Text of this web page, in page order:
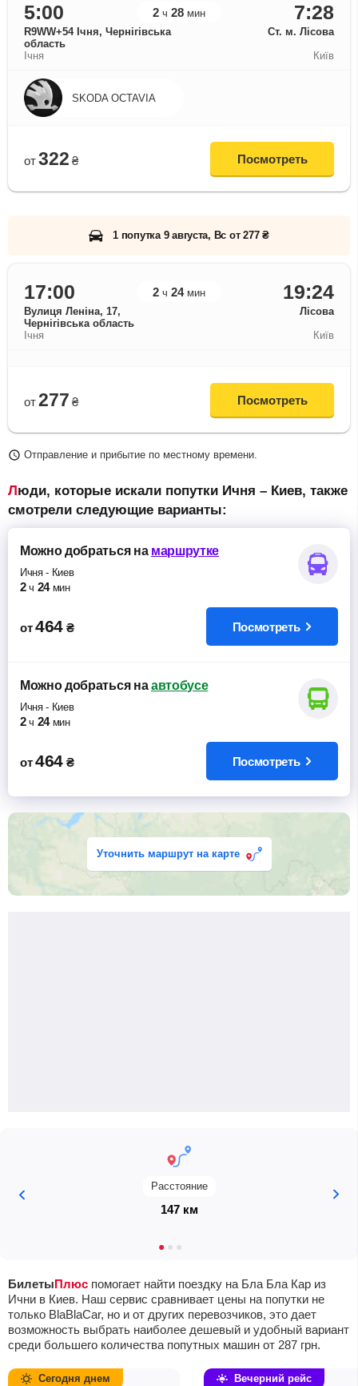
5:00 2 ч 28 мин 7:28
R9WW+54 Ічня, Чернігівська
область
Ст. м. Лісова
Ічня
Київ
SKODA OCTAVIA
от 322 ₴ Посмотреть
1 попутка 9 августа, Вс от 277 ₴
17:00 2 ч 24 мин 19:24
Вулиця Леніна, 17,
Чернігівська область
Лісова
Ічня
Київ
от 277 ₴ Посмотреть
Отправление и прибытие по местному времени.
Люди, которые искали попутки Ичня – Киев, также
смотрели следующие варианты:
Можно добратьсяна маршрутке
Ичня- Киев
2 ч 24 мин
от 464 ₴ Посмотреть
Можно добратьсяна автобусе
Ичня- Киев
2 ч 24 мин
от 464 ₴ Посмотреть
Уточнить маршрут на карте
Расстояние
147 км
БилетыПлюс помогает найти поездку на Бла Бла Кар из
Ични в Киев. Наш сервис сравнивает цены на попутки не
только BlaBlaCar, но и от других перевозчиков, это дает
возможность выбрать наиболее дешевый и удобный вариант
среди большего количества попутных машин от 287 грн.
Сегодня днем Вечерний рейс